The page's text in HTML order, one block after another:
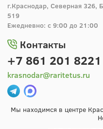
г.Краснодар, Северная 326,
519
Ежедневно: с 9:00 до 21:00
Контакты
+7 861 201 8221
krasnodar@raritetus.ru
Мы находимся в центре